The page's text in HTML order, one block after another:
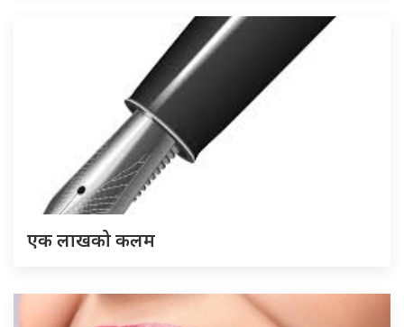
एक लाखको कलम